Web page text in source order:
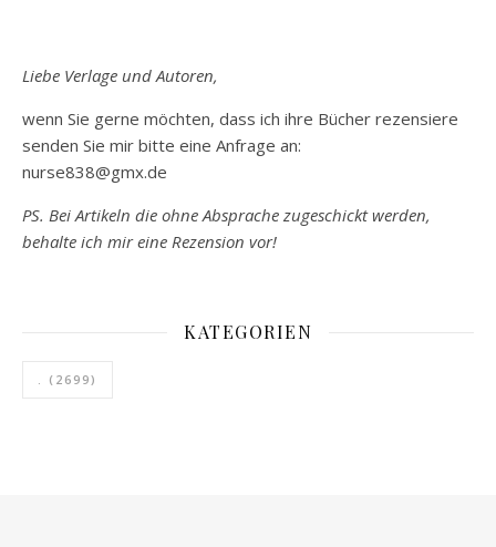
Liebe Verlage und Autoren,
wenn Sie gerne möchten, dass ich ihre Bücher rezensiere
senden Sie mir bitte eine Anfrage an:
nurse838@gmx.de
PS. Bei Artikeln die ohne Absprache zugeschickt werden,
behalte ich mir eine Rezension vor!
KATEGORIEN
. (2699)